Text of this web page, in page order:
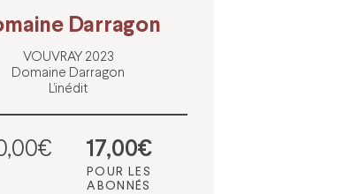
Darragon
VOUVRAY 2023
Domaine Darragon
L’inédit
17,00€
POUR LES
ABONNÉS